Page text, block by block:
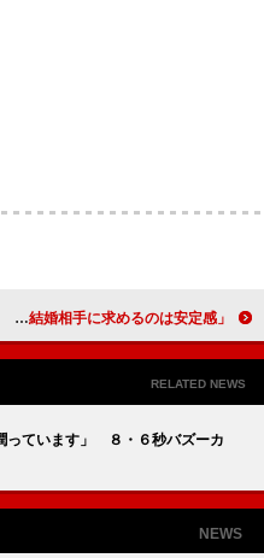
小島瑠璃子が今年も花嫁姿を披露 「結婚相手に求めるのは安定感」
RELATED NEWS
っています」 ８・６秒バズーカ
NEWS